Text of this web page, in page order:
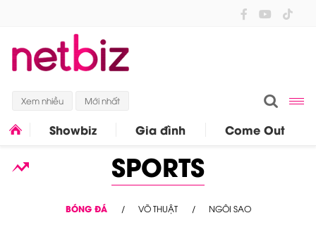
Xem nhiều Mới nhất
Showbiz Gia đình Come Out
SPORTS
BÓNG ĐÁ VÕ THUẬT NGÔI SAO